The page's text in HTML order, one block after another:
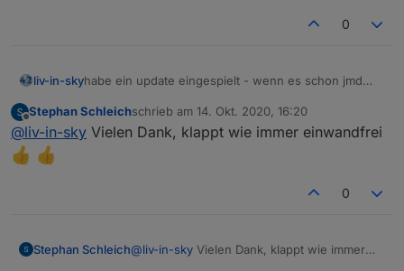
0
liv-in-skyhabe ein update eingespielt - wenn es schon jmd
es hat bei e10 und e5 eine kleine verwechslung
gegeben - sonst stimmen die werte nicht !!!
zusätzlich gibt es auch die widgets für
MaterialDesing table und MD List
Offline
Stephan Schleichschrieb am 14. Okt. 2020, 16:20
zuletzt editiert von
@liv-in-sky Vielen Dank, klappt wie immer einwandfrei
0
Stephan Schleich@liv-in-sky Vielen Dank, klappt wie immer